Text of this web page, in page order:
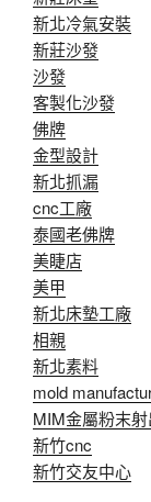
新北冷氣安裝
新莊沙發
沙發
客製化沙發
佛牌
金型設計
新北抓漏
cnc工廠
泰國老佛牌
美睫店
美甲
新北床墊工廠
相親
新北素料
mold
MIM金屬粉末射
新竹cnc
新竹交友中心